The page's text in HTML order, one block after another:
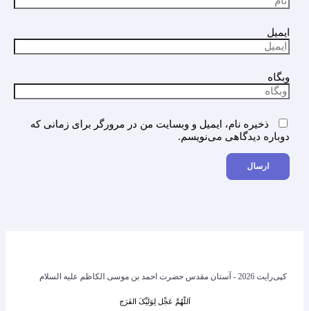
ایمیل
وبگاه
ذخیره نام، ایمیل و وبسایت من در مرورگر برای زمانی که
دوباره دیدگاهی می‌نویسم.
کپی‌رایت 2026 - آستان مقدس حضرت احمد بن موسی الکاظم علیه السلام
اَللّهُمَّ عَجِّل لِوَلیِّکَ الفَرَج